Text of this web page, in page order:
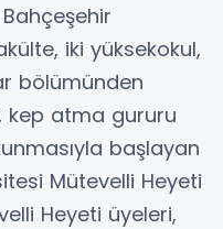
iki yüksekokul,
bölümünden
kep atma gururu
başlayan
Mütevelli Heyeti
Heyeti üyeleri,